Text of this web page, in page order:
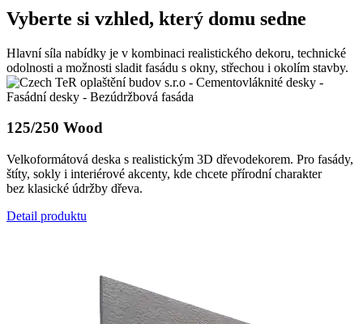
Vyberte si vzhled, který domu sedne
Hlavní síla nabídky je v kombinaci realistického dekoru, technické
odolnosti a možnosti sladit fasádu s okny, střechou i okolím stavby.
125/250 Wood
Velkoformátová deska s realistickým 3D dřevodekorem. Pro fasády,
štíty, sokly i interiérové akcenty, kde chcete přírodní charakter
bez klasické údržby dřeva.
Detail produktu